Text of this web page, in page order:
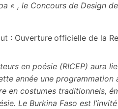
« , le Concours de Design
: Ouverture officielle de la
en poésie (RICEP) aura
année une programmation
en costumes traditionnels,
Le Burkina Faso est